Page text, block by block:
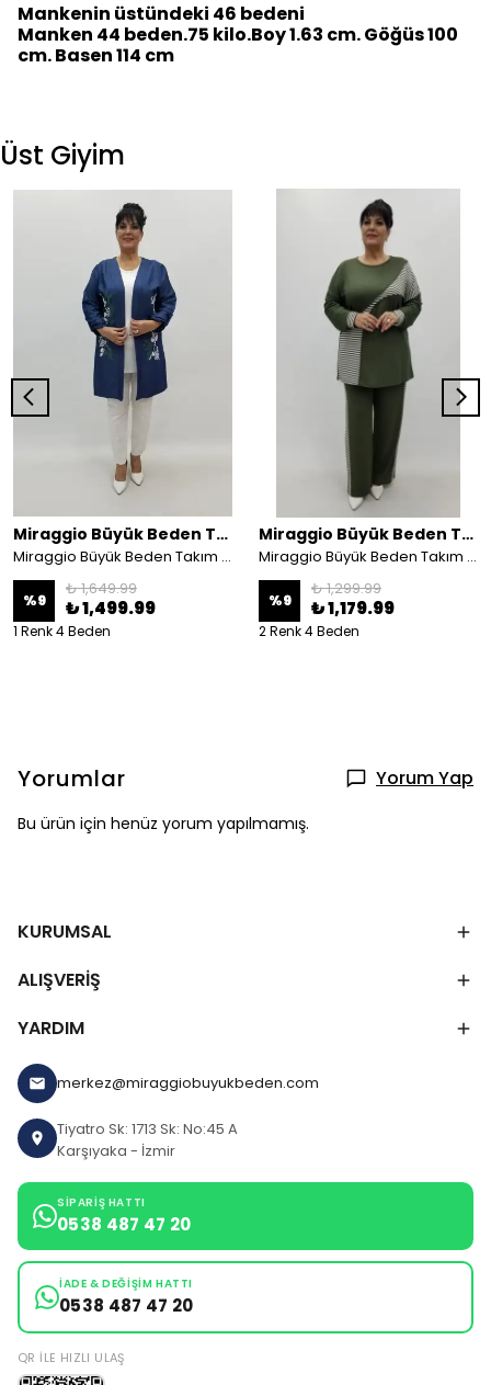
Mankenin üstündeki 46 bedeni
Manken 44 beden.75 kilo.Boy 1.63 cm. Göğüs 100
cm. Basen 114 cm
Üst Giyim
Miraggio Büyük Beden Takım
Miraggio Büyük Beden Takım 99239 MAVİ
%9
₺ 1,649.99
₺ 1,499.99
1 Renk 4 Beden
Miraggio Büyük Beden Takım
Miraggio Büyük Beden Takım 4349
%9
₺ 1,299.99
₺ 1,179.99
2 Renk 4 Beden
Yorumlar Yorum Yap
Bu ürün için henüz yorum yapılmamış.
KURUMSAL
ALIŞVERİŞ
YARDIM
merkez@miraggiobuyukbeden.com
Tiyatro Sk: 1713 Sk: No:45 A
Karşıyaka - İzmir
SIPARIŞ HATTI
0538 487 47 20
İADE & DEĞIŞIM HATTI
0538 487 47 20
QR ILE HIZLI ULAŞ